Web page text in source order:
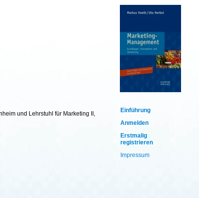
Einführung
Anmelden
Erstmalig
registrieren
Impressum
und Lehrstuhl für Marketing II,